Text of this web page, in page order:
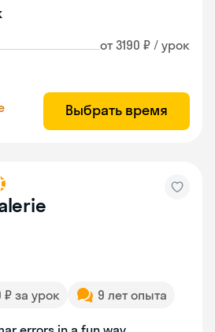
от 3190 ₽ / урок
Выбрать время
₽ за урок 9 лет опыта